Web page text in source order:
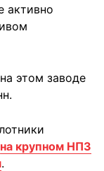
активно
этом заводе
на крупном НПЗ
.